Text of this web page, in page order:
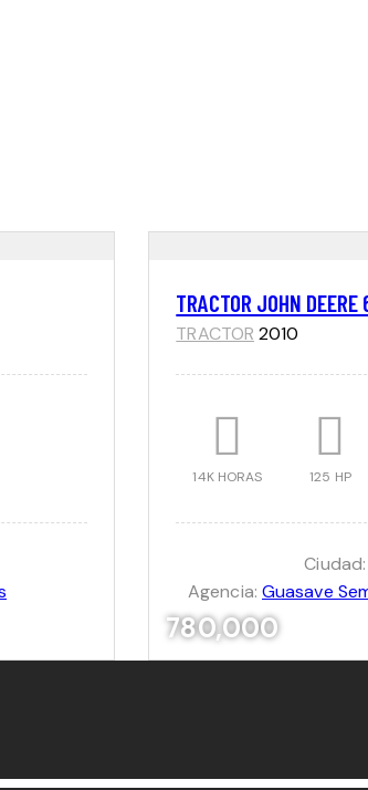
780,000
TRACTOR JOHN DEERE
TRACTOR 2010
14K HORAS 125 HP
Ciudad:
Agencia: Guasave